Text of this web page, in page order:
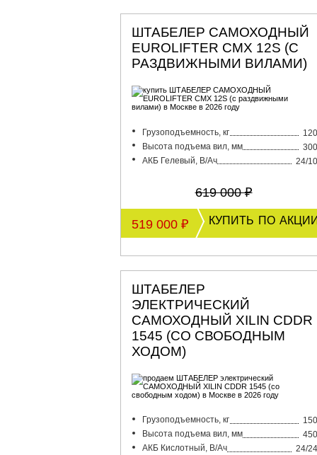
ШТАБЕЛЕР САМОХОДНЫЙ
EUROLIFTER CMX 12S (С
РАЗДВИЖНЫМИ ВИЛАМИ)
Грузоподъемность, кг
Высота подъема вил, мм
АКБ Гелевый, В/Ач
24/
619 000 ₽
519 000 ₽ купить по
ШТАБЕЛЕР
ЭЛЕКТРИЧЕСКИЙ
САМОХОДНЫЙ XILIN CDDR
1545 (СО СВОБОДНЫМ
ХОДОМ)
Грузоподъемность, кг
Высота подъема вил, мм
АКБ Кислотный, В/Ач
24/